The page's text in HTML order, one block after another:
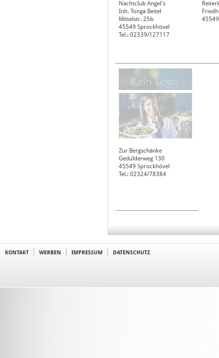
Nachtclub Angel's
Inh. Tonga Beitel
Mittelstr. 25b
45549 Sprockhövel
Tel.: 02339/127117
45549
Zur Bergschänke
Gedulderweg 130
45549 Sprockhövel
Tel.: 02324/78384
KONTAKT WERBEN IMPRESSUM DATENSCHUTZ